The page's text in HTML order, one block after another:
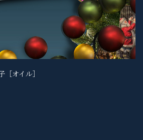
オイル］